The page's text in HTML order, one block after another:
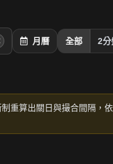
月曆 全部 2分
重算出關日與撮合間隔，